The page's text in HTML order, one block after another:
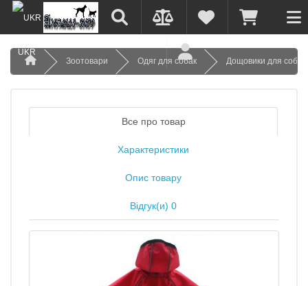
UKR
Зоотовари
Одяг для собак Дощовики для собак
Все про товар
Характеристики
Опис товару
Відгук(и) 0